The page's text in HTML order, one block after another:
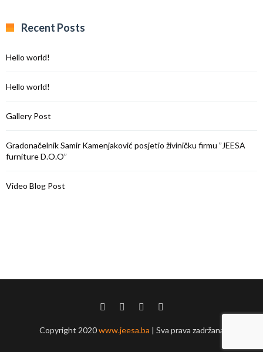
Recent Posts
Hello world!
Hello world!
Gallery Post
Gradonačelnik Samir Kamenjaković posjetio živiničku firmu ”JEESA
furniture D.O.O”
Video Blog Post
Copyright 2020www.jeesa.ba | Sva prava zadržana